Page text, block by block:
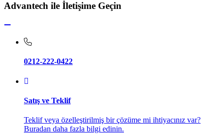
Advantech ile İletişime Geçin
0212-222-0422
Satış ve Teklif
Teklif veya özelleştirilmiş bir çözüme mi ihtiyacınız var?
Buradan daha fazla bilgi edinin.